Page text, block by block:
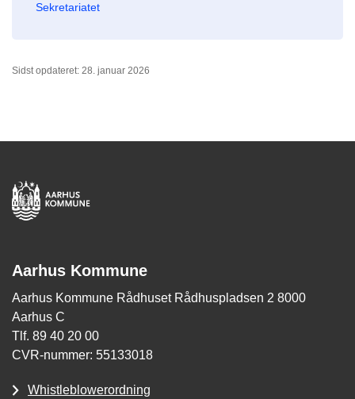
Sekretariatet
Sidst opdateret: 28. januar 2026
Aarhus Kommune
Aarhus Kommune Rådhuset Rådhuspladsen 2 8000
Aarhus C
Tlf. 89 40 20 00
CVR-nummer: 55133018
Whistleblowerordning